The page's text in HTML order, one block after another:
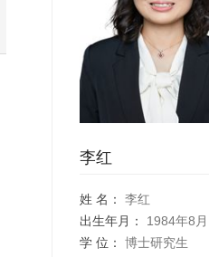
李红
姓 名：
李红
出生年月：
1984年8月
学 位：
博士研究生